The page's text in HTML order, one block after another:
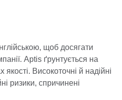
щоб досягати
Aptis ґрунтується на
Високоточні й надійні
ризики, спричинені